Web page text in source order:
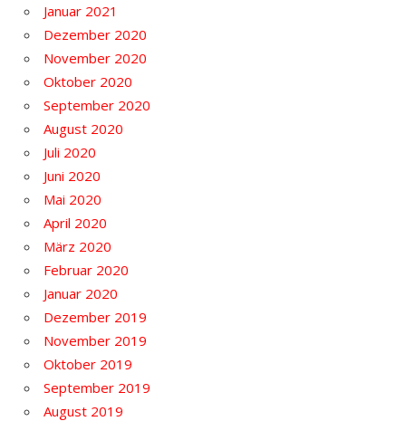
Januar 2021
Dezember 2020
November 2020
Oktober 2020
September 2020
August 2020
Juli 2020
Juni 2020
Mai 2020
April 2020
März 2020
Februar 2020
Januar 2020
Dezember 2019
November 2019
Oktober 2019
September 2019
August 2019